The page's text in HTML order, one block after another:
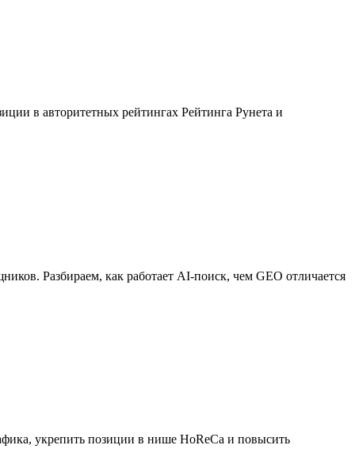
в авторитетных рейтингах Рейтинга Рунета и
Разбираем, как работает AI-поиск, чем GEO отличается
укрепить позиции в нише HoReCa и повысить